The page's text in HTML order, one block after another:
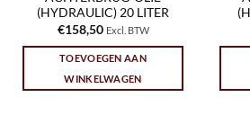
(HYDRAULIC) 20 LITER
€158,50 Excl. BTW
TOEVOEGEN AAN
WINKELWAGEN